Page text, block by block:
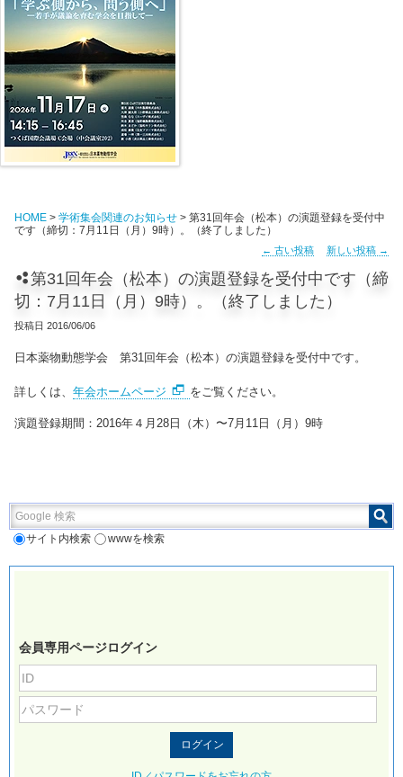
HOME > 学術集会関連のお知らせ > 第31回年会（松本）の演題登録を受付中
です（締切：7月11日（月）9時）。（終了しました）
← 古い投稿 新しい投稿 →
第31回年会（松本）の演題登録を受付中です（締
切：7月11日（月）9時）。（終了しました）
投稿日 2016/06/06
日本薬物動態学会 第31回年会（松本）の演題登録を受付中です。
詳しくは、 年会ホームページ をご覧ください。
演題登録期間：2016年４月28日（木）〜7月11日（月）9時
Google 検索
サイト内検索 wwwを検索
会員専用ページログイン